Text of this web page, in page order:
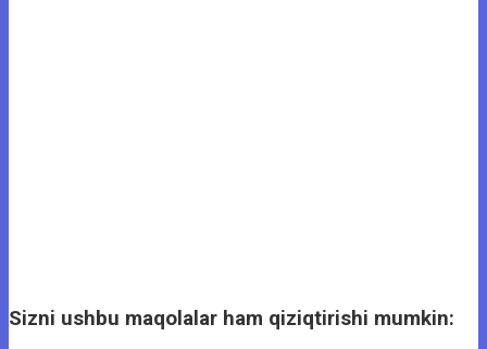
Sizni ushbu maqolalar ham qiziqtirishi mumkin: